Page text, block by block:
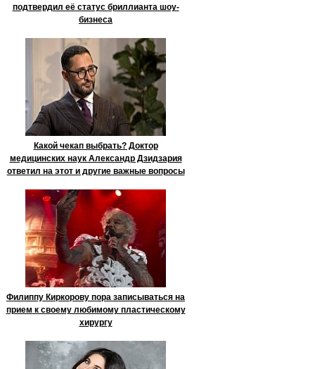
подтвердил её статус бриллианта шоу-
бизнеса
Какой чекап выбрать? Доктор
медицинских наук Александр Дзидзария
ответил на этот и другие важные вопросы
Филиппу Киркорову пора записываться на
прием к своему любимому пластическому
хирургу